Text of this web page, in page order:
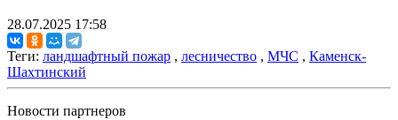
28.07.2025 17:58
Теги: ландшафтный пожар , лесничество , МЧС , Каменск-
Шахтинский
Новости партнеров